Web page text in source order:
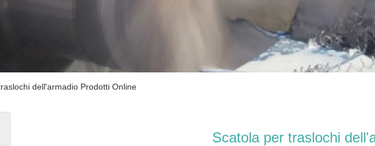
dell'armadio Prodotti Online
Scatola per traslochi